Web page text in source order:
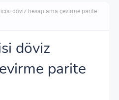
döviz hesaplama çevirme parite
döviz
parite